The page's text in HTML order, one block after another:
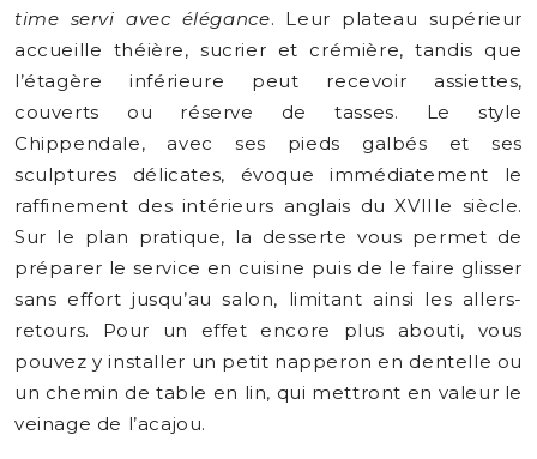
time servi avec élégance. Leur plateau supérieur
accueille théière, sucrier et crémière, tandis que
l’étagère inférieure peut recevoir assiettes,
couverts ou réserve de tasses. Le style
Chippendale, avec ses pieds galbés et ses
sculptures délicates, évoque immédiatement le
raffinement des intérieurs anglais du XVIIIe siècle.
Sur le plan pratique, la desserte vous permet de
préparer le service en cuisine puis de le faire glisser
sans effort jusqu’au salon, limitant ainsi les allers-
retours. Pour un effet encore plus abouti, vous
pouvez y installer un petit napperon en dentelle ou
un chemin de table en lin, qui mettront en valeur le
veinage de l’acajou.